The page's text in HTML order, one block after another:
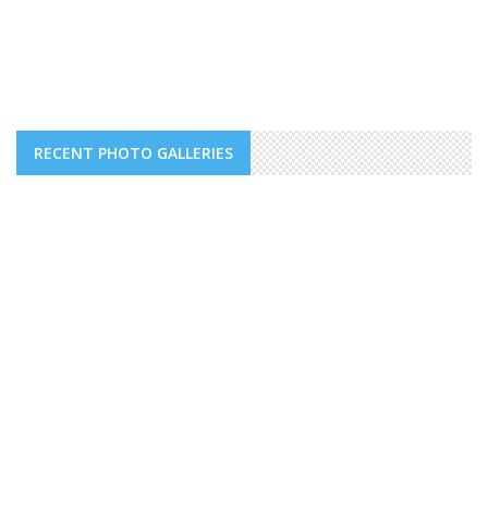
RECENT PHOTO GALLERIES